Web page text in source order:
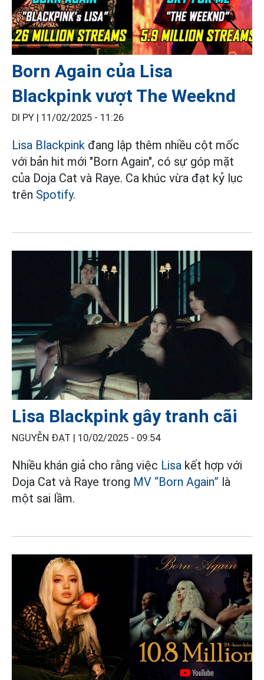
Born Again của Lisa
Blackpink vượt The Weeknd
DI PY | 11/02/2025 - 11:26
Lisa Blackpink đang lập thêm nhiều cột mốc
với bản hit mới "Born Again", có sự góp mặt
của Doja Cat và Raye. Ca khúc vừa đạt kỷ lục
trên Spotify.
Lisa Blackpink gây tranh cãi
NGUYỄN ĐẠT | 10/02/2025 - 09:54
Nhiều khán giả cho rằng việc Lisa kết hợp với
Doja Cat và Raye trong MV “Born Again” là
một sai lầm.